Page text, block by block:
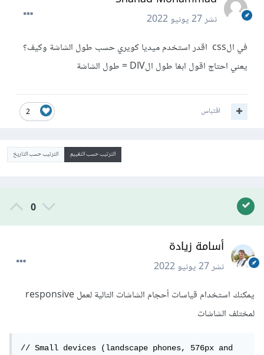
نشر27 يونيو 2022
في الcss اقدر استخدم ميديا كويري حسب طول الشاشة وكيف؟
يعني احتاج اقول ابغا طول الDIV = طول الشاشة
2 اقتباس
الترتيب حسب التقييم الترتيب حسب التاريخ
0
أسامة زيادة
نشر27 يونيو 2022
يمكنك استخدام قياسات أحجام الشاشات التالية لعمل responsive
لمختلف الشاشات
// Small devices (landscape phones, 576px and